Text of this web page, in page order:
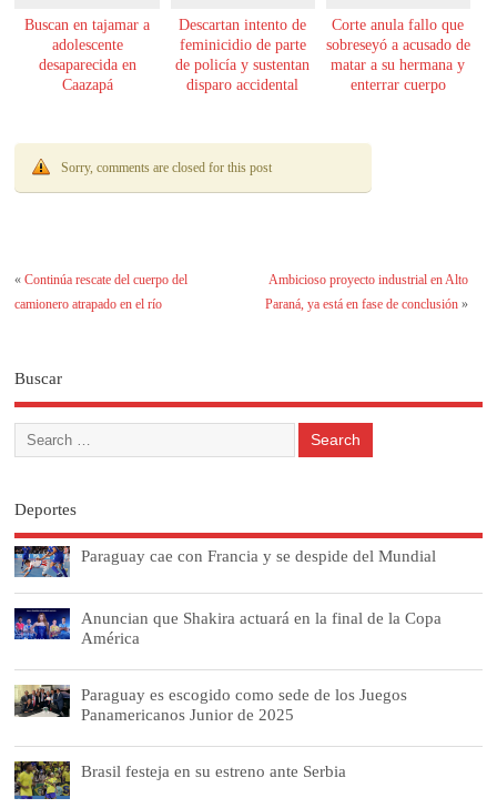
Buscan en tajamar a
adolescente
desaparecida en
Caazapá
Descartan intento de
feminicidio de parte
de policía y sustentan
disparo accidental
Corte anula fallo que
sobreseyó a acusado de
matar a su hermana y
enterrar cuerpo
Sorry, comments are closed for this post
«Continúa rescate del cuerpo del
camionero atrapado en el río
Ambicioso proyecto industrial en Alto
Paraná, ya está en fase de conclusión»
Buscar
Deportes
Paraguay cae con Francia y se despide del Mundial
Anuncian que Shakira actuará en la final de la Copa
América
Paraguay es escogido como sede de los Juegos
Panamericanos Junior de 2025
Brasil festeja en su estreno ante Serbia